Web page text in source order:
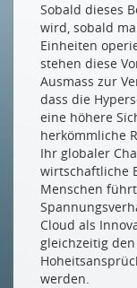
Sobald dieses
wird, sobald
Einheiten
stehen diese
Ausmass zur
dass die
eine höhere
herkömmliche
Ihr globaler
wirtschaftliche
Menschen
Cloud als
gleichzeitig
werden.